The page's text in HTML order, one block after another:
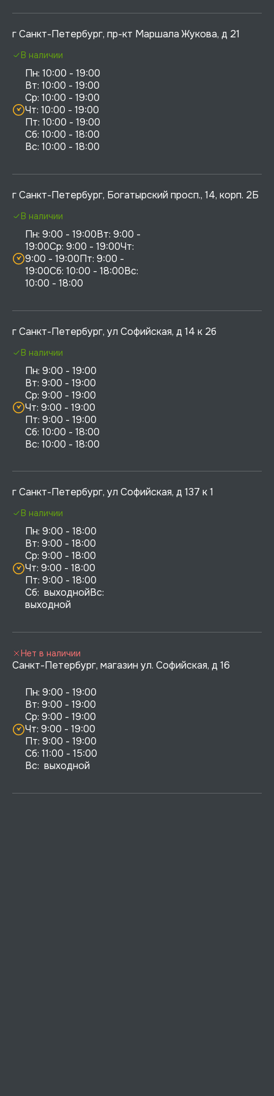
г Санкт-Петербург, пр-кт Маршала Жукова, д 21
Пн: 10:00 - 19:00
Вт: 10:00 - 19:00
Ср: 10:00 - 19:00
Чт: 10:00 - 19:00
Пт: 10:00 - 19:00
Сб: 10:00 - 18:00
В наличии
г Санкт-Петербург, Богатырский просп., 14, корп. 2Б
Пн: 9:00 - 19:00Вт: 9:00 -
19:00Ср: 9:00 - 19:00Чт:
9:00 - 19:00Пт: 9:00 -
19:00Сб: 10:00 - 18:00Вс:
10:00 - 18:00
В наличии
г Санкт-Петербург, ул Софийская, д 14 к 2б
Пн: 9:00 - 19:00
Вт: 9:00 - 19:00
Ср: 9:00 - 19:00
Чт: 9:00 - 19:00
Пт: 9:00 - 19:00
Сб: 10:00 - 18:00
В наличии
г Санкт-Петербург, ул Софийская, д 137 к 1
Пн: 9:00 - 18:00
Вт: 9:00 - 18:00
Ср: 9:00 - 18:00
Чт: 9:00 - 18:00
Пт: 9:00 - 18:00
Сб:  выходнойВс:
выходной
В наличии
Санкт-Петербург, магазин ул. Софийская, д 16
Пн: 9:00 - 19:00
Вт: 9:00 - 19:00
Ср: 9:00 - 19:00
Чт: 9:00 - 19:00
Пт: 9:00 - 19:00
Сб: 11:00 - 15:00
Вс:  выходной
Нет в наличии